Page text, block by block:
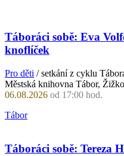
Táboráci sobě: Eva
knoflíček
Pro děti / setkání z cyklu
Městská knihovna Tábor,
06.08.2026 od 17:00 hod.
Tábor
Táboráci sobě: Tereza